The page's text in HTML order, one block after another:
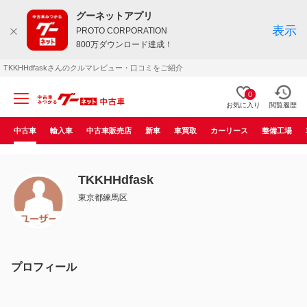
グーネットアプリ
PROTO CORPORATION
800万ダウンロード達成！
表示
TKKHHdfaskさんのクルマレビュー・口コミをご紹介
0
お気に入り 閲覧履歴
中古車 輸入車 中古車販売店 新車 車買取 カーリース 整備工場
TKKHHdfask
東京都練馬区
プロフィール